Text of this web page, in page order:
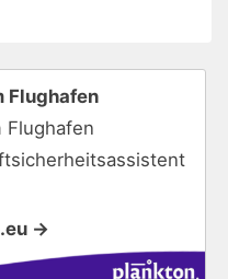
Flughafen
Flughafen
→